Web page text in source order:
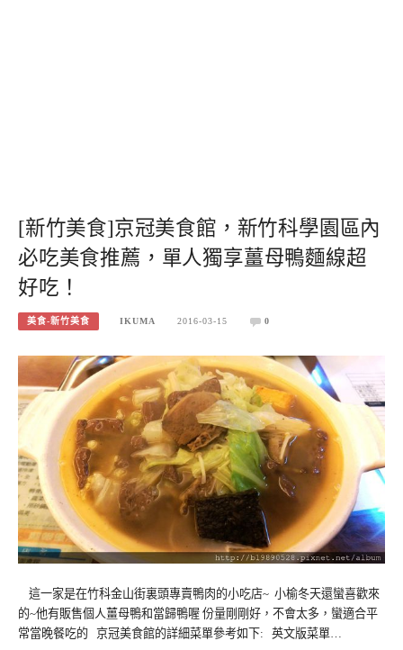
[新竹美食]京冠美食館，新竹科學園區內
必吃美食推薦，單人獨享薑母鴨麵線超
好吃！
美食-新竹美食 IKUMA 2016-03-15 0
這一家是在竹科金山街裏頭專賣鴨肉的小吃店~ 小榆冬天還蠻喜歡來
的~他有販售個人薑母鴨和當歸鴨喔 份量剛剛好，不會太多，蠻適合平
常當晚餐吃的 京冠美食館的詳細菜單參考如下: 英文版菜單…